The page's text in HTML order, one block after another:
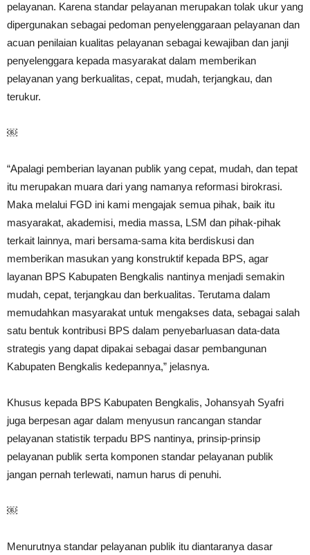
pelayanan. Karena standar pelayanan merupakan tolak ukur yang
dipergunakan sebagai pedoman penyelenggaraan pelayanan dan
acuan penilaian kualitas pelayanan sebagai kewajiban dan janji
penyelenggara kepada masyarakat dalam memberikan
pelayanan yang berkualitas, cepat, mudah, terjangkau, dan
terukur.
￼
“Apalagi pemberian layanan publik yang cepat, mudah, dan tepat
itu merupakan muara dari yang namanya reformasi birokrasi.
Maka melalui FGD ini kami mengajak semua pihak, baik itu
masyarakat, akademisi, media massa, LSM dan pihak-pihak
terkait lainnya, mari bersama-sama kita berdiskusi dan
memberikan masukan yang konstruktif kepada BPS, agar
layanan BPS Kabupaten Bengkalis nantinya menjadi semakin
mudah, cepat, terjangkau dan berkualitas. Terutama dalam
memudahkan masyarakat untuk mengakses data, sebagai salah
satu bentuk kontribusi BPS dalam penyebarluasan data-data
strategis yang dapat dipakai sebagai dasar pembangunan
Kabupaten Bengkalis kedepannya,” jelasnya.
Khusus kepada BPS Kabupaten Bengkalis, Johansyah Syafri
juga berpesan agar dalam menyusun rancangan standar
pelayanan statistik terpadu BPS nantinya, prinsip-prinsip
pelayanan publik serta komponen standar pelayanan publik
jangan pernah terlewati, namun harus di penuhi.
￼
Menurutnya standar pelayanan publik itu diantaranya dasar